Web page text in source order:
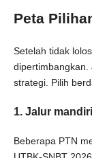
Peta
Setelah tidak
dipertimbangkan.
strategi. Pilih
1. Jalur
Beberapa PTN